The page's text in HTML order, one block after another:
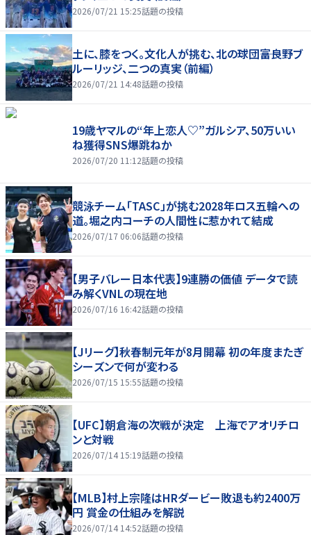
2026/07/21 15:25話題の投稿
土に、膝をつく。文化人が挑む、北の球団――富良野ブ
ルーリッジ、二つの真実（前編）
2026/07/21 14:48話題の投稿
19歳ヤマルの“年上恋人♡”ガルシア、50万いい
ね獲得SNS爆跳ねか
2026/07/20 11:12話題の投稿
競泳チーム「TASC」が挑む2028年ロス五輪への
道。堀之内コーチの人間性に惹かれて結成
2026/07/17 06:06話題の投稿
【男子バレー日本代表】9連勝の価値 データで読
み解くVNLの現在地
2026/07/16 16:42話題の投稿
【Jリーグ】秋春制元年が8月開幕 初の年度またぎ
シーズンで何が変わる
2026/07/15 15:55話題の投稿
【UFC】朝倉海の次戦が決定 上海でアオリチロ
ンと対戦
2026/07/14 15:19話題の投稿
【MLB】村上宗隆はHRダービー敗退も約2400万
円 賞金の仕組みを解説
2026/07/14 14:52話題の投稿